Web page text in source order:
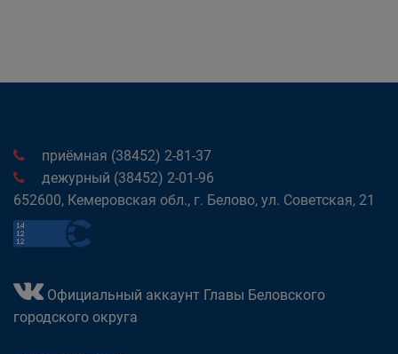
приёмная (38452) 2-81-37
дежурный (38452) 2-01-96
652600, Кемеровская обл., г. Белово, ул. Советская, 21
Официальный аккаунт Главы Беловского
городского округа